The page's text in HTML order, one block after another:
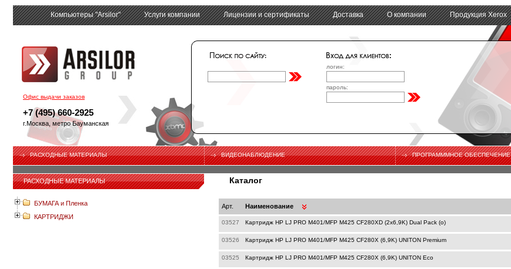
Офис выдачи заказов
+7 (495) 660-2925
г.Москва, метро Бауманская
Компьютеры "Arsilor" Услуги компании Лицензии и сертификаты Доставка О компании Продукция Xerox
логин:
пароль:
РАСХОДНЫЕ МАТЕРИАЛЫ ВИДЕОНАБЛЮДЕНИЕ ПРОГРАМММНОЕ ОБЕСПЕЧЕНИЕ
РАСХОДНЫЕ МАТЕРИАЛЫ
БУМАГА и Пленка
КАРТРИДЖИ
Каталог
Арт. Наименование
03527 Картридж HP LJ PRO M401/MFP M425 CF280XD (2х6,9K) Dual Pack (o)
03526 Картридж HP LJ PRO M401/MFP M425 CF280X (6,9K) UNITON Premium
03525 Картридж HP LJ PRO M401/MFP M425 CF280X (6,9K) UNITON Eco